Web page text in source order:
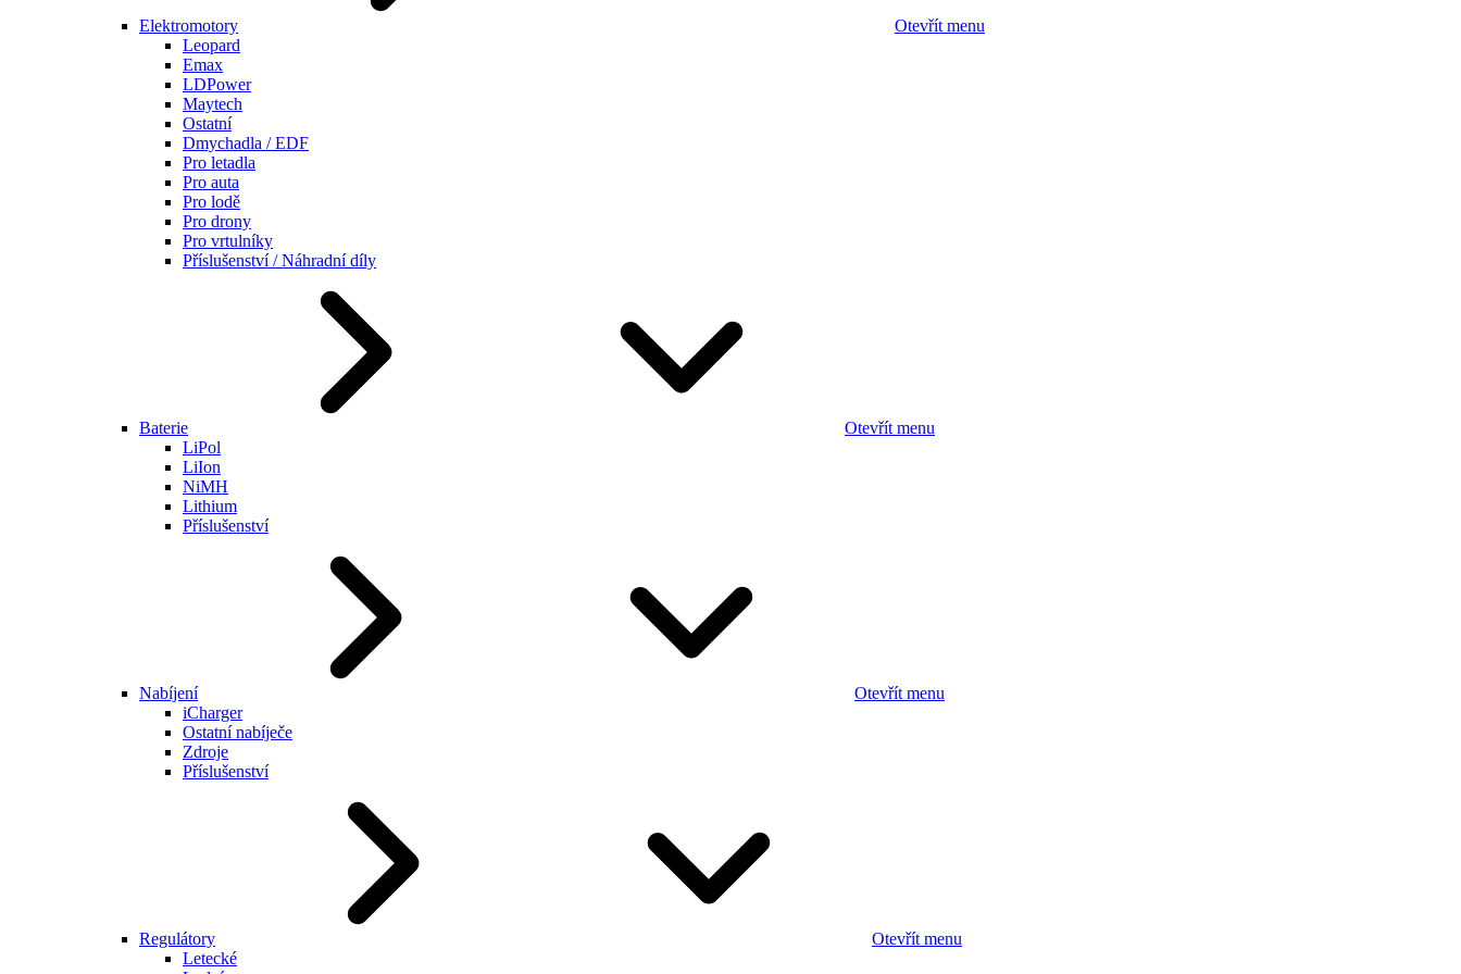
Elektromotory
Otevřít menu
Leopard
Emax
LDPower
Maytech
Ostatní
Dmychadla / EDF
Pro letadla
Pro auta
Pro lodě
Pro drony
Pro vrtulníky
Příslušenství / Náhradní díly
Baterie
Otevřít menu
LiPol
LiIon
NiMH
Lithium
Příslušenství
Nabíjení
Otevřít menu
iCharger
Ostatní nabíječe
Zdroje
Příslušenství
Regulátory
Otevřít menu
Letecké